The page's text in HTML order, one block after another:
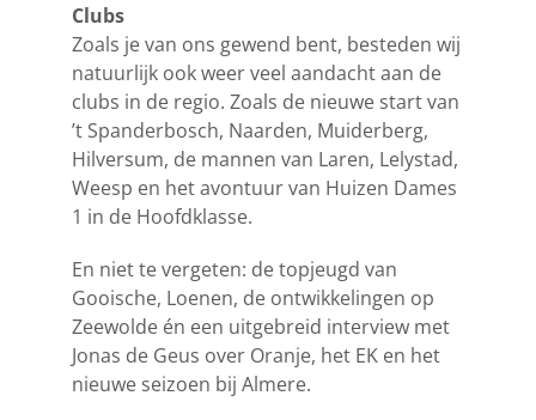
Clubs
Zoals je van ons gewend bent, besteden wij
natuurlijk ook weer veel aandacht aan de
clubs in de regio. Zoals de nieuwe start van
’t Spanderbosch, Naarden, Muiderberg,
Hilversum, de mannen van Laren, Lelystad,
Weesp en het avontuur van Huizen Dames
1 in de Hoofdklasse.
En niet te vergeten: de topjeugd van
Gooische, Loenen, de ontwikkelingen op
Zeewolde én een uitgebreid interview met
Jonas de Geus over Oranje, het EK en het
nieuwe seizoen bij Almere.